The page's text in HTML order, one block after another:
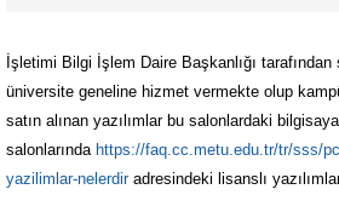
İşletimi Bilgi İşlem Daire Başkanlığı
üniversite geneline hizmet vermekte olup
satın alınan yazılımlar bu salonlardaki
salonlarında https://faq.cc.metu.edu.tr/tr/sss/
yazilimlar-nelerdiradresindeki lisanslı